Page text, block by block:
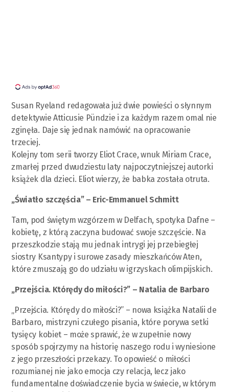
Susan Ryeland redagowała już dwie powieści o słynnym
detektywie Atticusie Pündzie i za każdym razem omal nie
zginęła. Daje się jednak namówić na opracowanie
trzeciej.
Kolejny tom serii tworzy Eliot Crace, wnuk Miriam Crace,
zmarłej przed dwudziestu laty najpoczytniejszej autorki
książek dla dzieci. Eliot wierzy, że babka została otruta.
„Światło szczęścia” – Eric-Emmanuel Schmitt
Tam, pod świętym wzgórzem w Delfach, spotyka Dafne –
kobietę, z którą zaczyna budować swoje szczęście. Na
przeszkodzie stają mu jednak intrygi jej przebiegłej
siostry Ksantypy i surowe zasady mieszkańców Aten,
które zmuszają go do udziału w igrzyskach olimpijskich.
„Przejścia. Którędy do miłości?” – Natalia de Barbaro
„Przejścia. Którędy do miłości?” – nowa książka Natalii de
Barbaro, mistrzyni czułego pisania, które porywa setki
tysięcy kobiet – może sprawić, że w zupełnie nowy
sposób spojrzymy na historię naszego rodu i wyniesione
z jego przeszłości przekazy. To opowieść o miłości
rozumianej nie jako emocja czy relacja, lecz jako
fundamentalne doświadczenie bycia w świecie, w którym